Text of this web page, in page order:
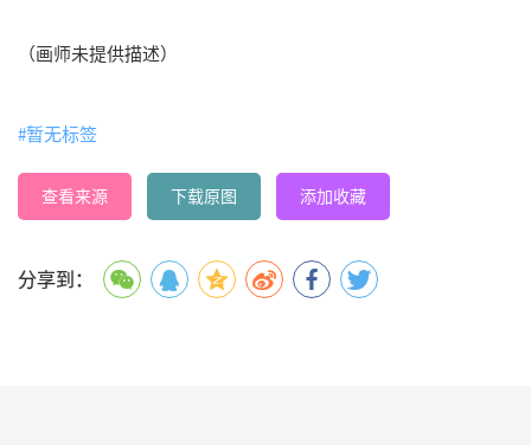
（画师未提供描述）
#暂无标签
查看来源 下载原图 添加收藏
分享到：